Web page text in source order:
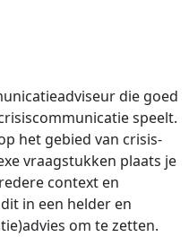
die goed
speelt.
het gebied van crisis-
vraagstukken plaats je
context en
in een helder en
om te zetten.